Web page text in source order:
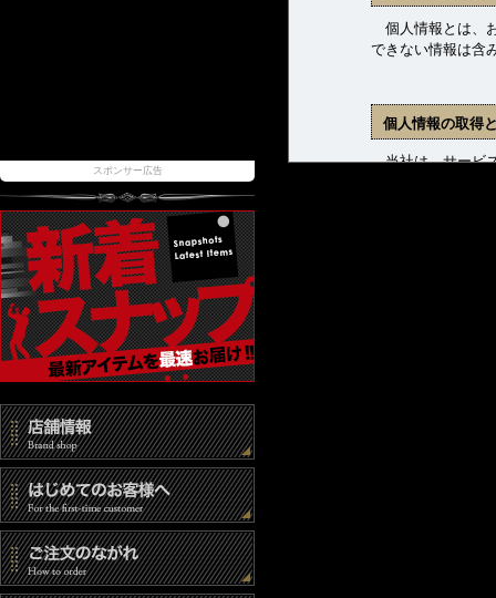
スポンサー広告
個人情報とは、
できない情報は含
個人情報の取得
当社は、サービス